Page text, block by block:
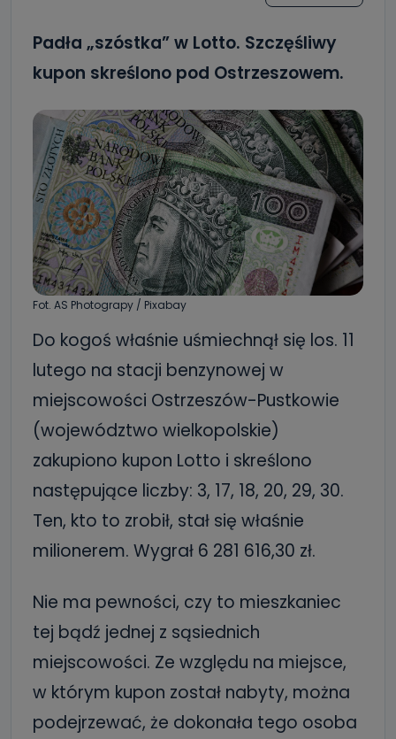
Padła „szóstka” w Lotto. Szczęśliwy
kupon skreślono pod Ostrzeszowem.
Fot. AS Photograpy / Pixabay
Do kogoś właśnie uśmiechnął się los. 11
lutego na stacji benzynowej w
miejscowości Ostrzeszów-Pustkowie
(województwo wielkopolskie)
zakupiono kupon Lotto i skreślono
następujące liczby: 3, 17, 18, 20, 29, 30.
Ten, kto to zrobił, stał się właśnie
milionerem. Wygrał 6 281 616,30 zł.
Nie ma pewności, czy to mieszkaniec
tej bądź jednej z sąsiednich
miejscowości. Ze względu na miejsce,
w którym kupon został nabyty, można
podejrzewać, że dokonała tego osoba